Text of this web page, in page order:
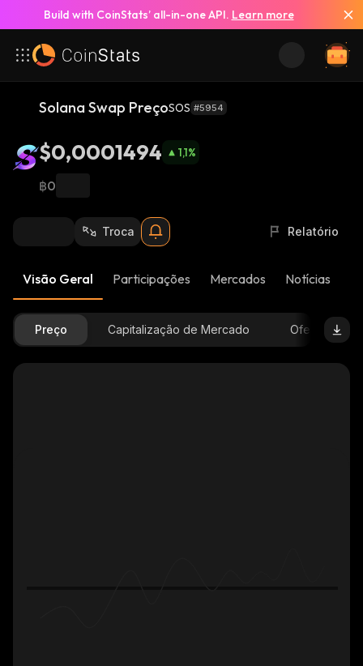
Build with CoinStats’ all-in-one API. Learn more
Solana Swap PreçoSOS #5954
$0,0001494 1,1%
฿0
Troca Relatório
Visão Geral Participações Mercados Notícias
Preço Capitalização de Mercado Oferta